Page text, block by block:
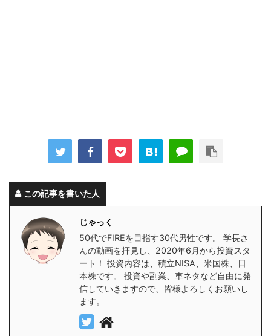
この記事を書いた人
じゃっく
50代でFIREを目指す30代男性です。 学長さ
んの動画を拝見し、2020年6月から投資スタ
ート！ 投資内容は、積立NISA、米国株、日
本株です。 投資や副業、車ネタなど自由に発
信していきますので、皆様よろしくお願いし
ます。